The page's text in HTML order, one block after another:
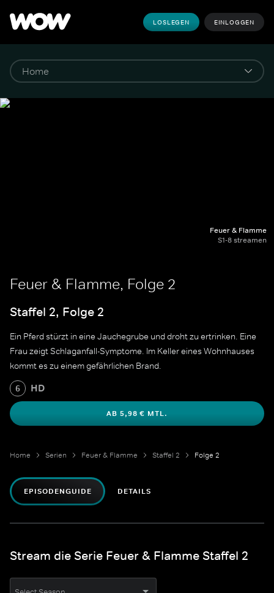
LOSLEGEN EINLOGGEN
Feuer & Flamme
S1-8 streamen
Feuer & Flamme, Folge 2
Staffel 2, Folge 2
Ein Pferd stürzt in eine Jauchegrube und droht zu ertrinken. Eine
Frau zeigt Schlaganfall-Symptome. Im Keller eines Wohnhauses
kommt es zu einem gefährlichen Brand.
6 HD
AB 5,98 € MTL.
Home Serien Feuer & Flamme Staffel 2 Folge 2
EPISODENGUIDE DETAILS
Stream die Serie Feuer & Flamme Staffel 2